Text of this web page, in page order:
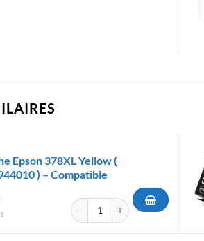
Epson 378XL Yellow (
) – Compatible
quantité de Cartouche Epson